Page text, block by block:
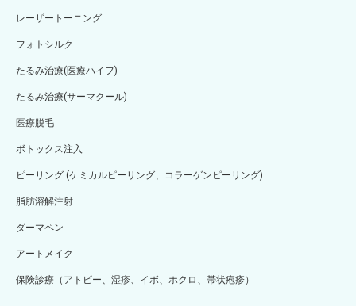
レーザートーニング
フォトシルク
たるみ治療(医療ハイフ)
たるみ治療(サーマクール)
医療脱毛
ボトックス注入
ピーリング (ケミカルピーリング、コラーゲンピーリング)
脂肪溶解注射
ダーマペン
アートメイク
保険診療（アトピー、湿疹、イボ、ホクロ、帯状疱疹）